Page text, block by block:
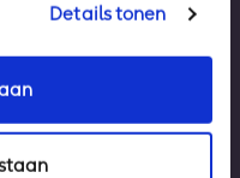
Details tonen